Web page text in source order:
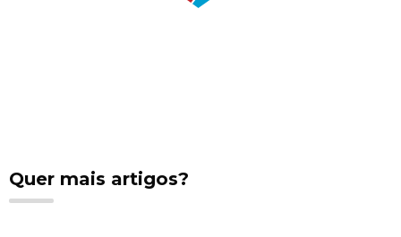
Quer mais artigos?